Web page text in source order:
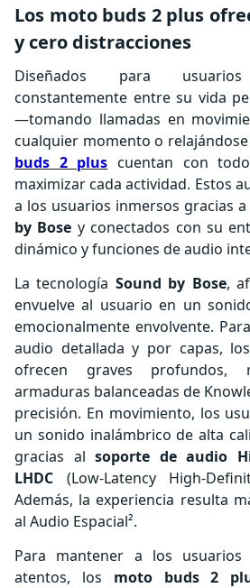
Los moto buds 2 plus
y cero distracciones
Diseñados para
constantemente entre su vida
—tomando llamadas en
cualquier momento o
buds 2 plus cuentan con
maximizar cada actividad. Estos
a los usuarios inmersos gracias
by Bose y conectados con su
dinámico y funciones de audio
La tecnología Sound by Bose,
envuelve al usuario en un
emocionalmente envolvente.
audio detallada y por capas,
ofrecen graves profundos,
armaduras balanceadas de
precisión. En movimiento, los
un sonido inalámbrico de alta
gracias al soporte de audio
LHDC (Low-Latency High-
Además, la experiencia resulta
al Audio Espacial².
Para mantener a los usuarios
atentos, los moto buds 2